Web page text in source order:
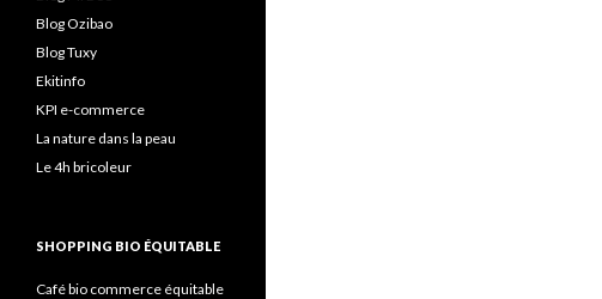
Blog Ozibao
Blog Tuxy
Ekitinfo
KPI e-commerce
La nature dans la peau
Le 4h bricoleur
SHOPPING BIO ÉQUITABLE
Café bio commerce équitable